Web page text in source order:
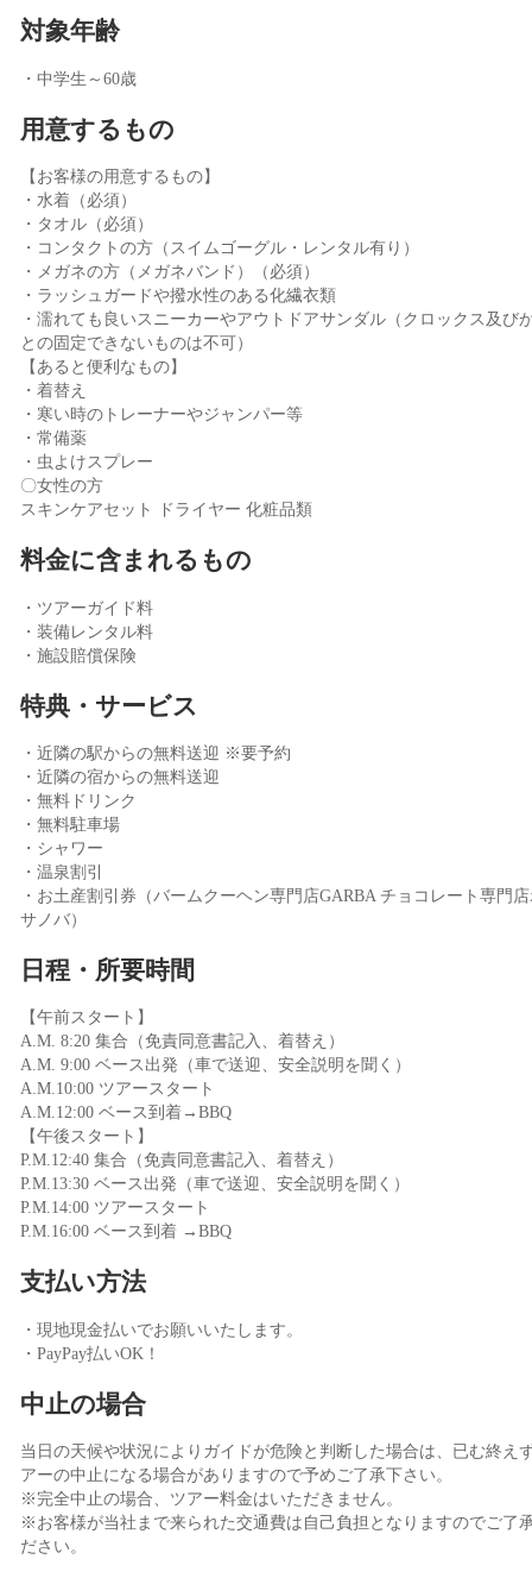
対象年齢
・中学生～60歳
用意するもの
【お客様の用意するもの】
・水着（必須）
・タオル（必須）
・コンタクトの方（スイムゴーグル・レンタル有り）
・メガネの方（メガネバンド）（必須）
・ラッシュガードや撥水性のある化繊衣類
・濡れても良いスニーカーやアウトドアサンダル（クロックス及び
との固定できないものは不可）
【あると便利なもの】
・着替え
・寒い時のトレーナーやジャンパー等
・常備薬
・虫よけスプレー
〇女性の方
スキンケアセット ドライヤー 化粧品類
料金に含まれるもの
・ツアーガイド料
・装備レンタル料
・施設賠償保険
特典・サービス
・近隣の駅からの無料送迎 ※要予約
・近隣の宿からの無料送迎
・無料ドリンク
・無料駐車場
・シャワー
・温泉割引
・お土産割引券（バームクーヘン専門店GARBA チョコレート専門
サノバ）
日程・所要時間
【午前スタート】
A.M. 8:20 集合（免責同意書記入、着替え）
A.M. 9:00 ベース出発（車で送迎、安全説明を聞く）
A.M.10:00 ツアースタート
A.M.12:00 ベース到着→BBQ
【午後スタート】
P.M.12:40 集合（免責同意書記入、着替え）
P.M.13:30 ベース出発（車で送迎、安全説明を聞く）
P.M.14:00 ツアースタート
P.M.16:00 ベース到着 →BBQ
支払い方法
・現地現金払いでお願いいたします。
・PayPay払いOK！
中止の場合
当日の天候や状況によりガイドが危険と判断した場合は、已む終え
アーの中止になる場合がありますので予めご了承下さい。
※完全中止の場合、ツアー料金はいただきません。
※お客様が当社まで来られた交通費は自己負担となりますのでご了
ださい。